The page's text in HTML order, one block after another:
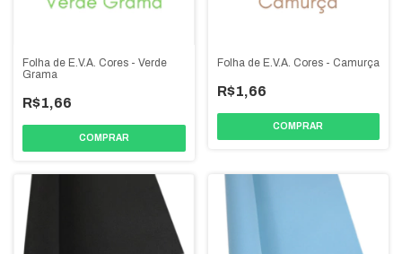
Folha de E.V.A. Cores - Verde
Grama
R$1,66
COMPRAR
Folha de E.V.A. Cores - Camurça
R$1,66
COMPRAR